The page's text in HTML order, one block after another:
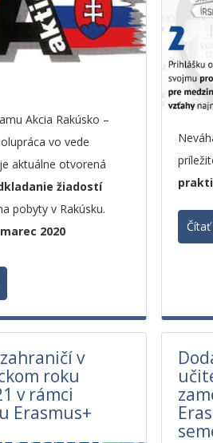
Akcia Rakúsko –
vo vede
aktuálne otvorená
žiadostí
pobyty v Rakúsku.
2020
v
roku
v rámci
Erasmus+